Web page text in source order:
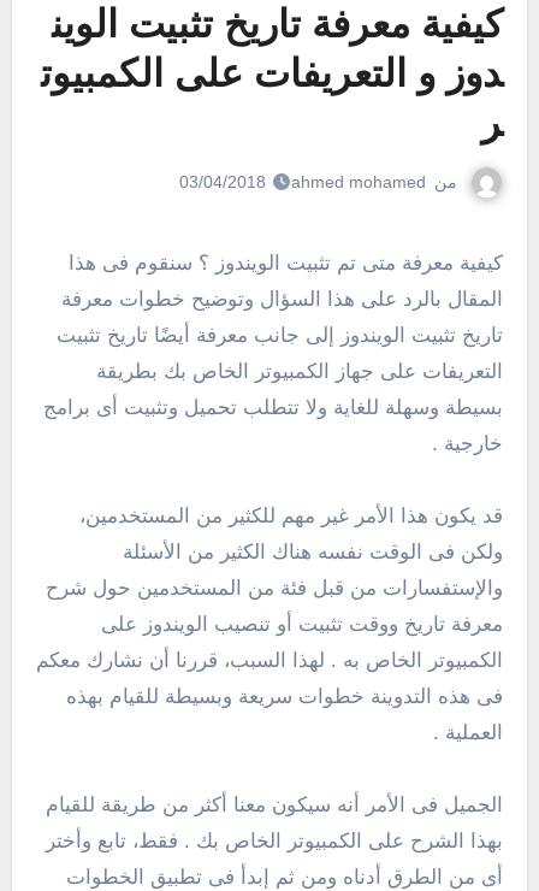
كيفية معرفة تاريخ تثبيت الوين
دوز و التعريفات على الكمبيوت
ر
من ahmed mohamed
03/04/2018
كيفية معرفة متى تم تثبيت الويندوز ؟ سنقوم فى هذا
المقال بالرد على هذا السؤال وتوضيح خطوات معرفة
تاريخ تثبيت الويندوز إلى جانب معرفة أيضًا تاريخ تثبيت
التعريفات على جهاز الكمبيوتر الخاص بك بطريقة
بسيطة وسهلة للغاية ولا تتطلب تحميل وتثبيت أى برامج
خارجية .
قد يكون هذا الأمر غير مهم للكثير من المستخدمين،
ولكن فى الوقت نفسه هناك الكثير من الأسئلة
والإستفسارات من قبل فئة من المستخدمين حول شرح
معرفة تاريخ ووقت تثبيت أو تنصيب الويندوز على
الكمبيوتر الخاص به . لهذا السبب، قررنا أن نشارك معكم
فى هذه التدوينة خطوات سريعة وبسيطة للقيام بهذه
العملية .
الجميل فى الأمر أنه سيكون معنا أكثر من طريقة للقيام
بهذا الشرح على الكمبيوتر الخاص بك . فقط، تابع وأختر
أى من الطرق أدناه ومن ثم إبدأ فى تطبيق الخطوات